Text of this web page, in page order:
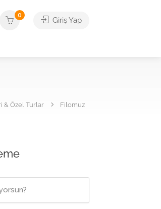
0
Giriş Yap
& Özel Turlar Filomuz